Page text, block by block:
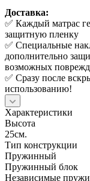
Доставка:
✅ Каждый матрас
защитную пленку
✅ Специальные
дополнительно
возможных
✅ Сразу после
использованию!
Характеристики
Высота
25см.
Тип конструкции
Пружинный
Пружинный блок
Независимые